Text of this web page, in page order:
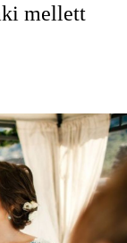
mellett